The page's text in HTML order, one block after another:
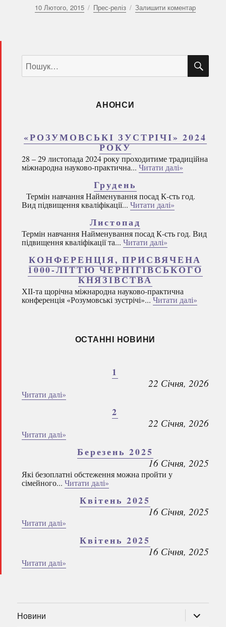
Оприлюднено
10 Лютого, 2015 Категорії
Прес-реліз Залишити коментардо
за
запитом:
АНОНСИ
«РОЗУМОВСЬКІ ЗУСТРІЧІ» 2024
РОКУ
28 – 29 листопада 2024 року проходитиме традиційна
міжнародна науково-практична... Читати далі»
Грудень
Термін навчання Найменування посад К-сть год.
Вид підвищення кваліфікації... Читати далі»
Листопад
Термін навчання Найменування посад К-сть год. Вид
підвищення кваліфікації та... Читати далі»
КОНФЕРЕНЦІЯ, ПРИСВЯЧЕНА
1000-ЛІТТЮ ЧЕРНІГІВСЬКОГО
КНЯЗІВСТВА
ХІІ-та щорічна міжнародна науково-практична
конференція «Розумовські зустрічі»... Читати далі»
ОСТАННІ НОВИНИ
1
22 Січня, 2026
Читати далі»
2
22 Січня, 2026
Читати далі»
Березень 2025
16 Січня, 2025
Які безоплатні обстеження можна пройти у
сімейного... Читати далі»
Квітень 2025
16 Січня, 2025
Читати далі»
Квітень 2025
16 Січня, 2025
Читати далі»
Новини
підменю